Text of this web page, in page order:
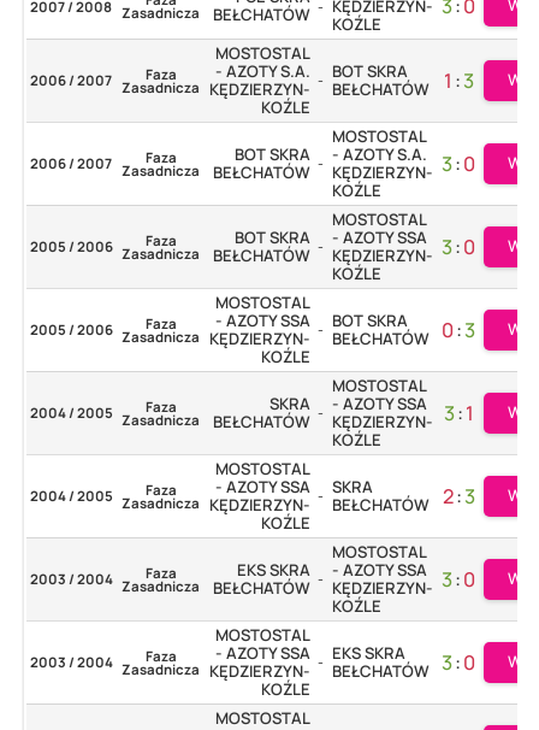
2007 / 2008 Zasadnicza
BEŁCHATÓW - KĘDZIERZYN-
KOŹLE
3:0
2006 / 2007 Faza
Zasadnicza
MOSTOSTAL
- AZOTY S.A.
KĘDZIERZYN-
KOŹLE
- BOT SKRA
BEŁCHATÓW
1 :3
2006 / 2007 Faza
Zasadnicza
BOT SKRA
BEŁCHATÓW -
MOSTOSTAL
- AZOTY S.A.
KĘDZIERZYN-
KOŹLE
3:0
2005 / 2006 Faza
Zasadnicza
BOT SKRA
BEŁCHATÓW -
MOSTOSTAL
- AZOTY SSA
KĘDZIERZYN-
KOŹLE
3:0
2005 / 2006 Faza
Zasadnicza
MOSTOSTAL
- AZOTY SSA
KĘDZIERZYN-
KOŹLE
- BOT SKRA
BEŁCHATÓW
0:3
2004 / 2005 Faza
Zasadnicza
SKRA
BEŁCHATÓW -
MOSTOSTAL
- AZOTY SSA
KĘDZIERZYN-
KOŹLE
3:1
2004 / 2005 Faza
Zasadnicza
MOSTOSTAL
- AZOTY SSA
KĘDZIERZYN-
KOŹLE
- SKRA
BEŁCHATÓW
2:3
2003 / 2004 Faza
Zasadnicza
EKS SKRA
BEŁCHATÓW -
MOSTOSTAL
- AZOTY SSA
KĘDZIERZYN-
KOŹLE
3:0
2003 / 2004 Faza
Zasadnicza
MOSTOSTAL
- AZOTY SSA
KĘDZIERZYN-
KOŹLE
- EKS SKRA
BEŁCHATÓW 3:0
MOSTOSTAL